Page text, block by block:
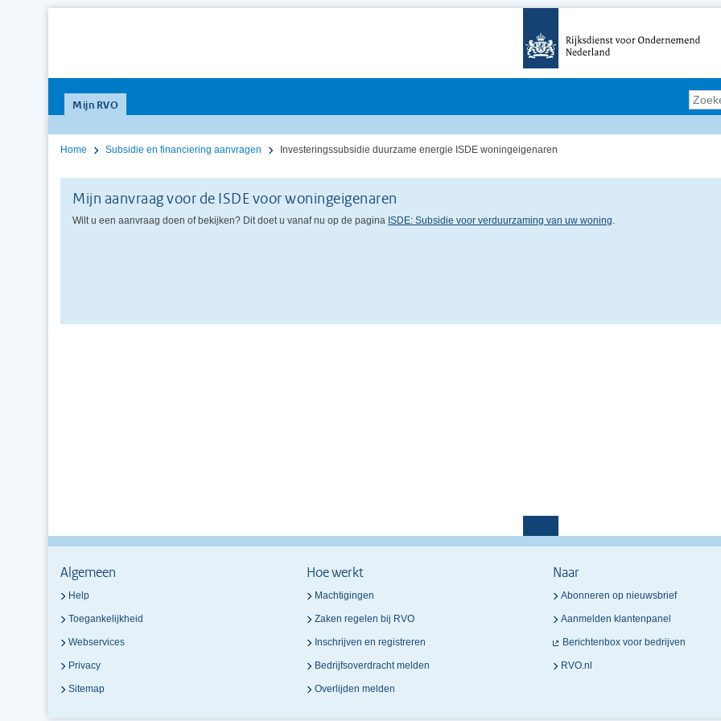
Mijn RVO
Home Subsidie en financiering aanvragen Investeringssubsidie duurzame energie ISDE woningeigenaren
Mijn aanvraag voor de ISDE voor woningeigenaren
Wilt u een aanvraag doen of bekijken? Dit doet u vanaf nu op de pagina ISDE: Subsidie voor verduurzaming van uw woning.
Algemeen
Help
Toegankelijkheid
Webservices
Privacy
Sitemap
Hoe werkt
Machtigingen
Zaken regelen bij RVO
Inschrijven en registreren
Bedrijfsoverdracht melden
Overlijden melden
Naar
Abonneren op nieuwsbrief
Aanmelden klantenpanel
Berichtenbox voor bedrijven
RVO.nl